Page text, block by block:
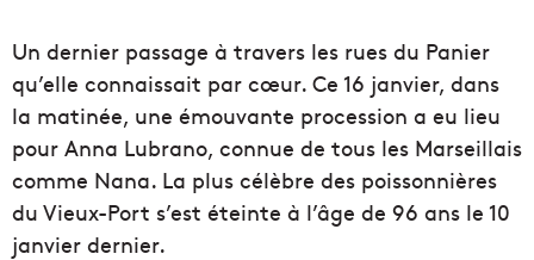
Un dernier passage à travers les rues du Panier
qu’elle connaissait par cœur. Ce 16 janvier, dans
la matinée, une émouvante procession a eu lieu
pour Anna Lubrano, connue de tous les Marseillais
comme Nana. La plus célèbre des poissonnières
du Vieux-Port s’est éteinte à l’âge de 96 ans le 10
janvier dernier.